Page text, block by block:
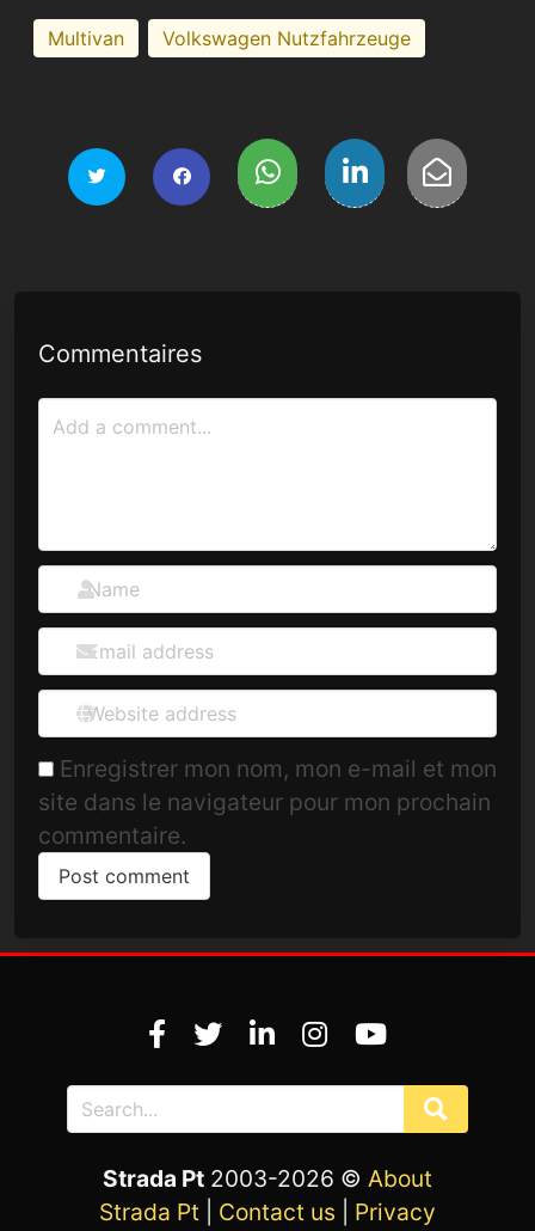
Multivan Volkswagen Nutzfahrzeuge
Commentaires
Enregistrer mon nom, mon e-mail et mon
site dans le navigateur pour mon prochain
commentaire.
Strada Pt 2003-2026 © About
Strada Pt
Contact us Privacy